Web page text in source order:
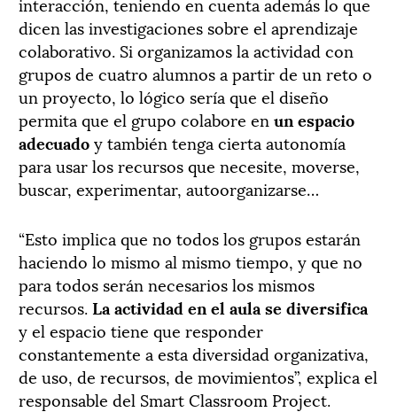
dicen las investigaciones sobre el aprendizaje
colaborativo. Si organizamos la actividad con
grupos de cuatro alumnos a partir de un reto o
un proyecto, lo lógico sería que el diseño
permita que el grupo colabore en un espacio
adecuadoy también tenga cierta autonomía
para usar los recursos que necesite, moverse,
buscar, experimentar, autoorganizarse…
“Esto implica que no todos los grupos estarán
haciendo lo mismo al mismo tiempo, y que no
para todos serán necesarios los mismos
recursos.La actividad en el aula se diversifica
y el espacio tiene que responder
constantemente a esta diversidad organizativa,
de uso, de recursos, de movimientos”, explica el
responsable del Smart Classroom Project.